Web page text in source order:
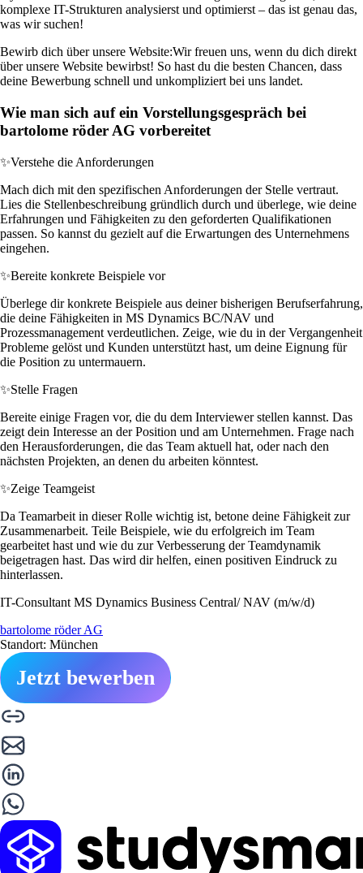
komplexe IT-Strukturen analysierst und optimierst – das ist genau das,
was wir suchen!
Bewirb dich über unsere Website:Wir freuen uns, wenn du dich direkt
über unsere Website bewirbst! So hast du die besten Chancen, dass
deine Bewerbung schnell und unkompliziert bei uns landet.
Wie man sich auf ein Vorstellungsgespräch bei
bartolome röder AG vorbereitet
✨Verstehe die Anforderungen
Mach dich mit den spezifischen Anforderungen der Stelle vertraut.
Lies die Stellenbeschreibung gründlich durch und überlege, wie deine
Erfahrungen und Fähigkeiten zu den geforderten Qualifikationen
passen. So kannst du gezielt auf die Erwartungen des Unternehmens
eingehen.
✨Bereite konkrete Beispiele vor
Überlege dir konkrete Beispiele aus deiner bisherigen Berufserfahrung,
die deine Fähigkeiten in MS Dynamics BC/NAV und
Prozessmanagement verdeutlichen. Zeige, wie du in der Vergangenheit
Probleme gelöst und Kunden unterstützt hast, um deine Eignung für
die Position zu untermauern.
✨Stelle Fragen
Bereite einige Fragen vor, die du dem Interviewer stellen kannst. Das
zeigt dein Interesse an der Position und am Unternehmen. Frage nach
den Herausforderungen, die das Team aktuell hat, oder nach den
nächsten Projekten, an denen du arbeiten könntest.
✨Zeige Teamgeist
Da Teamarbeit in dieser Rolle wichtig ist, betone deine Fähigkeit zur
Zusammenarbeit. Teile Beispiele, wie du erfolgreich im Team
gearbeitet hast und wie du zur Verbesserung der Teamdynamik
beigetragen hast. Das wird dir helfen, einen positiven Eindruck zu
hinterlassen.
IT-Consultant MS Dynamics Business Central/ NAV (m/w/d)
bartolome röder AG
Standort: München
Jetzt bewerben